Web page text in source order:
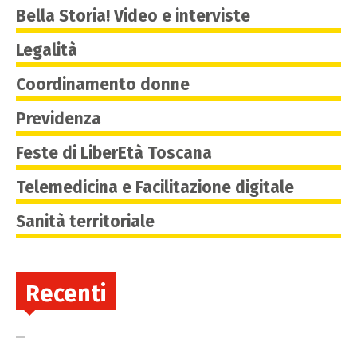
Bella Storia! Video e interviste
Legalità
Coordinamento donne
Previdenza
Feste di LiberEtà Toscana
Telemedicina e Facilitazione digitale
Sanità territoriale
Recenti